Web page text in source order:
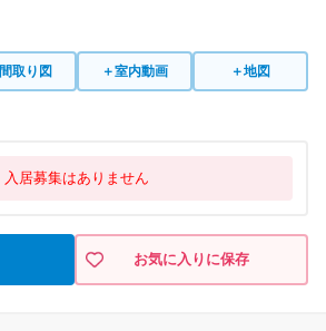
間取り図 ＋室内動画 ＋地図
入居募集はありません
お気に入りに保存